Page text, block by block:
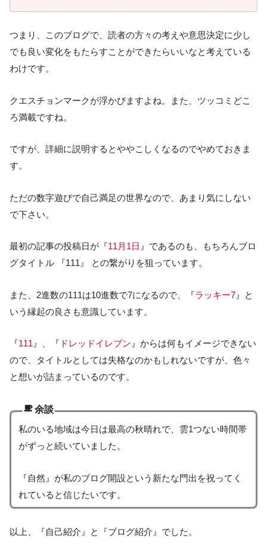
つまり、このブログで、読者の方々の考えや意思決定に少し
でも良い変化をもたらすことができたらいいなと考えている
わけです。
クエスチョンマークが浮かびますよね。また、ツッコミどこ
ろ満載ですね。
ですが、詳細に説明するとややこしくなるのでやめておきま
す。
ただの数字遊びで自己満足の世界なので、あまり気にしない
で下さい。
最初の記事の投稿日が『11月1日 』であるのも、もちろんブロ
グタイトル 『111』 との繋がりを狙っています。
また、2進数の111は10進数で7になるので、『ラッキー7 』と
いう縁起の良さも意識しています。
『111 』、『 ドレッドイレブン 』からは何もイメージできない
ので、タイトルとしては失格なのかもしれないですが、色々
と想いが詰まっているのです。
余談
私のいる地域は今日は最高の秋晴れで、雲1つない時間帯
がずっと続いていました。
『自然』が私のブログ開設という新たな門出を祝ってく
れていると信じたいです。
以上、『自己紹介』と『ブログ紹介』でした。